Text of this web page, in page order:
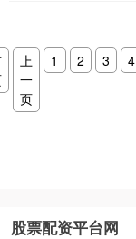
上
一
页
1 2 3 4
股票配资平台网